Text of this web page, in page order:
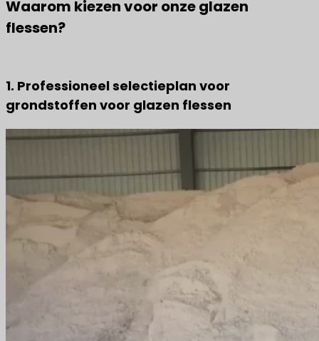
Waarom kiezen voor onze glazen
flessen?
1. Professioneel selectieplan voor
grondstoffen voor glazen flessen